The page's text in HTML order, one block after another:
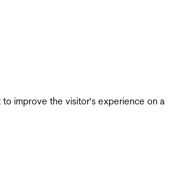
improve the visitor's experience on a